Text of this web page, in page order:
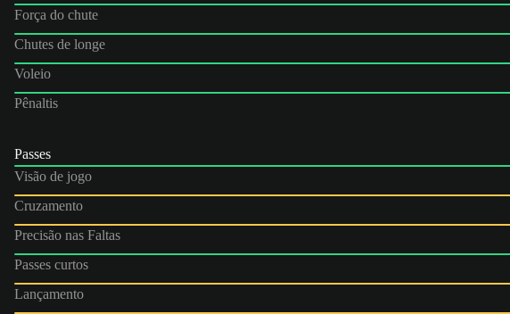
Força do chute
Chutes de longe
Voleio
Pênaltis
Passes
Visão de jogo
Cruzamento
Precisão nas Faltas
Passes curtos
Lançamento